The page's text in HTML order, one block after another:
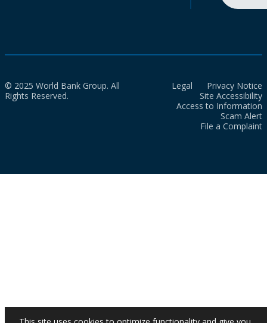
© 2025 World Bank Group. All
Rights Reserved.
Legal
Privacy Notice
Site Accessibility
Access to Information
Scam Alert
File a Complaint